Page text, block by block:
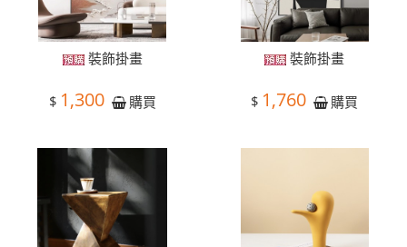
裝飾掛畫
$ 1,300 購買
裝飾掛畫
$ 1,760 購買